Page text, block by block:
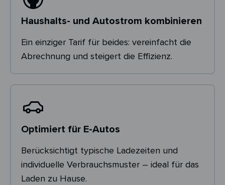
Haushalts- und Autostrom kombinieren
Ein einziger Tarif für beides: vereinfacht die
Abrechnung und steigert die Effizienz.
Optimiert für E-Autos
Berücksichtigt typische Ladezeiten und
individuelle Verbrauchsmuster – ideal für das
Laden zu Hause.